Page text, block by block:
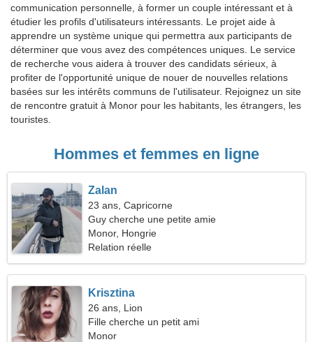
communication personnelle, à former un couple intéressant et à
étudier les profils d'utilisateurs intéressants. Le projet aide à
apprendre un système unique qui permettra aux participants de
déterminer que vous avez des compétences uniques. Le service
de recherche vous aidera à trouver des candidats sérieux, à
profiter de l'opportunité unique de nouer de nouvelles relations
basées sur les intérêts communs de l'utilisateur. Rejoignez un site
de rencontre gratuit à Monor pour les habitants, les étrangers, les
touristes.
Hommes et femmes en ligne
Zalan
23 ans, Capricorne
Guy cherche une petite amie
Monor, Hongrie
Relation réelle
Krisztina
26 ans, Lion
Fille cherche un petit ami
Monor